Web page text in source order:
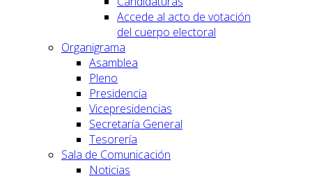
Accede al acto de votación
del cuerpo electoral
Organigrama
Asamblea
Pleno
Presidencia
Vicepresidencias
Secretaría General
Tesorería
Sala de Comunicación
Noticias